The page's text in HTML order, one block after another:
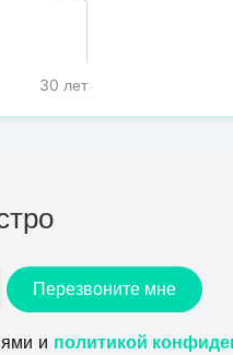
30 лет
Перезвоните мне
и политикой